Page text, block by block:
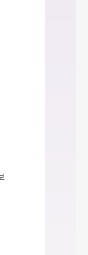
링크로 새창열